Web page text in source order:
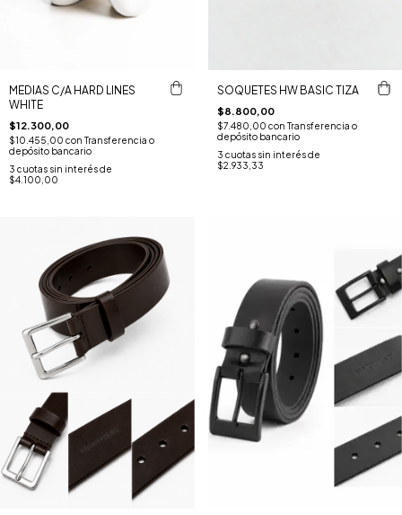
MEDIAS C/A HARD LINES
WHITE
$12.300,00
$10.455,00 con Transferencia o
depósito bancario
3 cuotas sin interés de
$4.100,00
SOQUETES HW BASIC TIZA
$8.800,00
$7.480,00 con Transferencia o
depósito bancario
3 cuotas sin interés de
$2.933,33